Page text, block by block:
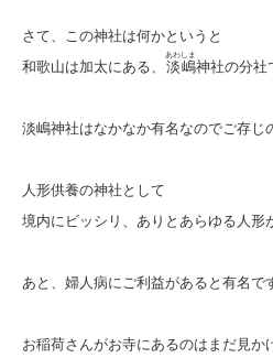
さて、この神社は何かというと
和歌山は加太にある、 淡嶋
あわしま
神社の分社
淡嶋神社はなかなか有名なのでご存じ
人形供養の神社として
境内にビッシリ、ありとあらゆる人形
あと、婦人病にご利益があると有名で
お稲荷さんがお寺にあるのはまだ見か